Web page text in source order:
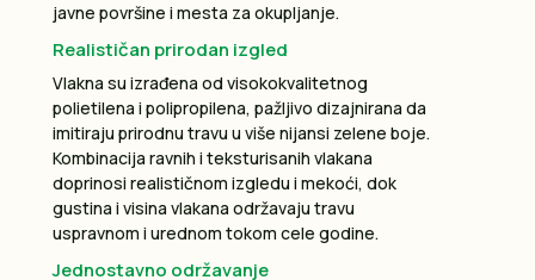
javne površine i mesta za okupljanje.
Realističan prirodan izgled
Vlakna su izrađena od visokokvalitetnog
polietilena i polipropilena, pažljivo dizajnirana da
imitiraju prirodnu travu u više nijansi zelene boje.
Kombinacija ravnih i teksturisanih vlakana
doprinosi realističnom izgledu i mekoći, dok
gustina i visina vlakana održavaju travu
uspravnom i urednom tokom cele godine.
Jednostavno održavanje